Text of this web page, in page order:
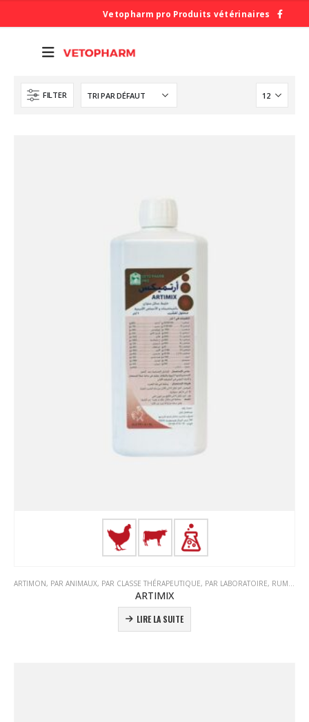
Vetopharm pro Produits vétérinaires
FILTER
ARTIMON, PAR ANIMAUX, PAR CLASSE THÉRAPEUTIQUE, PAR LABORATOIRE, RUMINANTS
ARTIMIX
LIRE LA SUITE